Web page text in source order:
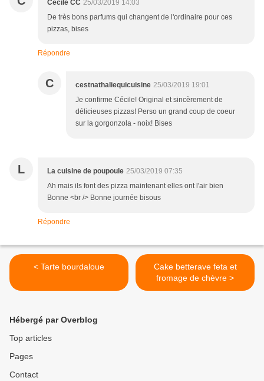
Cécile CC 25/03/2019 14:03
De très bons parfums qui changent de l'ordinaire pour ces
pizzas, bises
Répondre
C cestnathaliequicuisine 25/03/2019 19:01
Je confirme Cécile! Original et sincèrement de
délicieuses pizzas! Perso un grand coup de coeur
sur la gorgonzola - noix! Bises
L La cuisine de poupoule 25/03/2019 07:35
Ah mais ils font des pizza maintenant elles ont l'air bien
Bonne <br /> Bonne journée bisous
Répondre
< Tarte bourdaloue
Cake betterave feta et
fromage de chèvre >
Hébergé par Overblog
Top articles
Pages
Contact